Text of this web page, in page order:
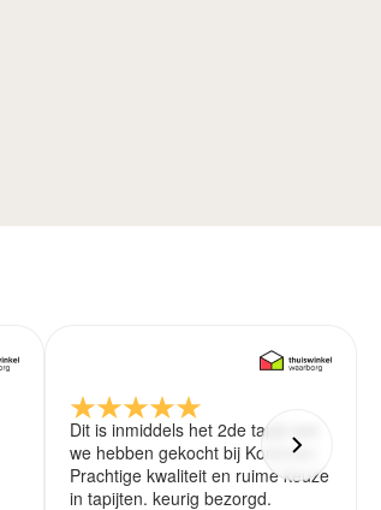
Dit is inmiddels het 2de tapijt wat
we hebben gekocht bij Koreman.
Prachtige kwaliteit en ruime keuze
in tapijten. keurig bezorgd.